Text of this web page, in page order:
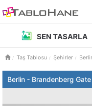
SEN TASARLA
Taş Tablosu Şehirler
Berlin - Brandenberg